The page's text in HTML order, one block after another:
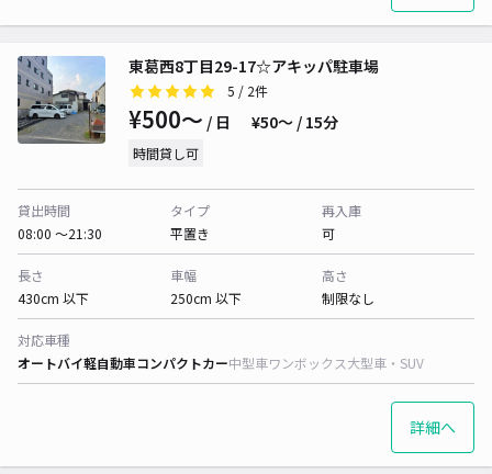
東葛西8丁目29-17☆アキッパ駐車場
5 / 2件
¥500〜 / 日 ¥50〜 / 15分
時間貸し可
貸出時間
08:00 〜21:30
タイプ
平置き
再入庫
可
長さ
430cm 以下
車幅
250cm 以下
高さ
制限なし
対応車種
オートバイ軽自動車コンパクトカー中型車ワンボックス大型車・SUV
詳細へ